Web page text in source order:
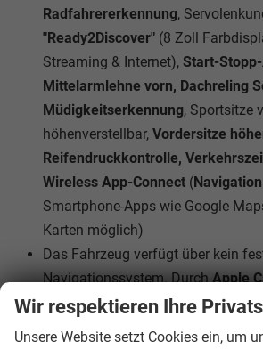
Radfahrererkennung,
"Ready2Discover" (8 Zoll
Streaming & Internet), Start-
Mittelarmlehne vorn, Dachreling
Müdigkeitserkennung, Sportsitze
höhenverstellbar, Vordersitze
Reifendruckkontrolle,
Wireless App-Connect (Navigation
Smartphone-Apps wie Google
Karten möglich)
Das Fahrzeug verfügt über kein
Navigationssystem. DurchApple
Autoist jedoch eineNavigation
Wir respektieren Ihre
Unsere Website setzt Cookies ein, um